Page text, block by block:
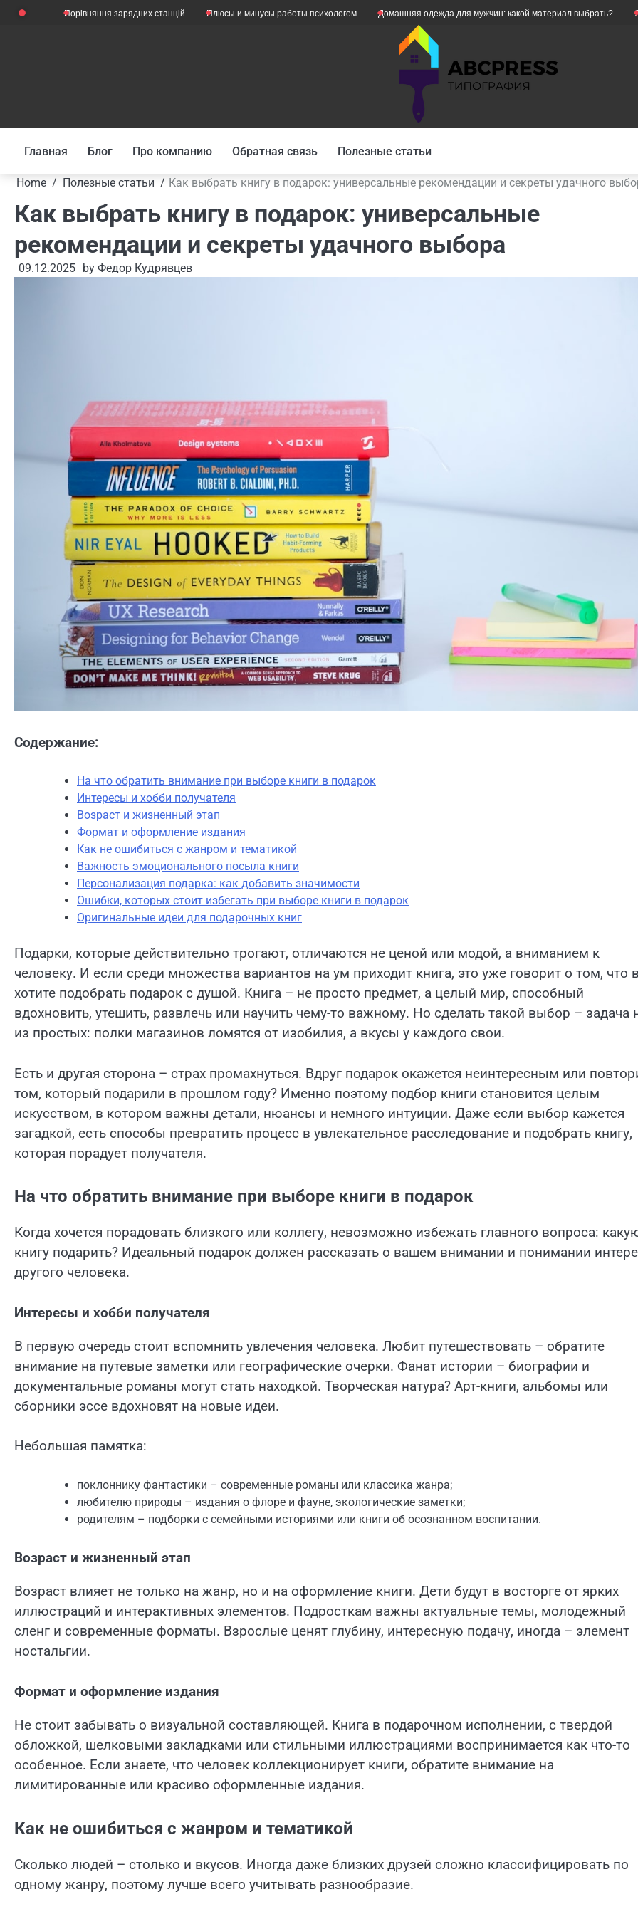
SkipПорівняння зарядних станцій Плюсы и минусы работы психологом Домашняя одежда для мужчин: какой материал выбрать? Як
Главная Блог Про компанию Обратная связь Полезные статьи
Home Полезные статьи Как выбрать книгу в подарок: универсальные рекомендации и секреты удачного
Как выбрать книгу в подарок: универсальные
рекомендации и секреты удачного выбора
09.12.2025 by Федор Кудрявцев
Содержание:
На что обратить внимание при выборе книги в подарок
Интересы и хобби получателя
Возраст и жизненный этап
Формат и оформление издания
Как не ошибиться с жанром и тематикой
Важность эмоционального посыла книги
Персонализация подарка: как добавить значимости
Ошибки, которых стоит избегать при выборе книги в подарок
Оригинальные идеи для подарочных книг
Подарки, которые действительно трогают, отличаются не ценой или модой, а вниманием к
человеку. И если среди множества вариантов на ум приходит книга, это уже говорит о том, что
хотите подобрать подарок с душой. Книга – не просто предмет, а целый мир, способный
вдохновить, утешить, развлечь или научить чему-то важному. Но сделать такой выбор – задача
из простых: полки магазинов ломятся от изобилия, а вкусы у каждого свои.
Есть и другая сторона – страх промахнуться. Вдруг подарок окажется неинтересным или
том, который подарили в прошлом году? Именно поэтому подбор книги становится целым
искусством, в котором важны детали, нюансы и немного интуиции. Даже если выбор кажется
загадкой, есть способы превратить процесс в увлекательное расследование и подобрать книгу,
которая порадует получателя.
На что обратить внимание при выборе книги в подарок
Когда хочется порадовать близкого или коллегу, невозможно избежать главного вопроса:
книгу подарить? Идеальный подарок должен рассказать о вашем внимании и понимании
другого человека.
Интересы и хобби получателя
В первую очередь стоит вспомнить увлечения человека. Любит путешествовать – обратите
внимание на путевые заметки или географические очерки. Фанат истории – биографии и
документальные романы могут стать находкой. Творческая натура? Арт-книги, альбомы или
сборники эссе вдохновят на новые идеи.
Небольшая памятка:
поклоннику фантастики – современные романы или классика жанра;
любителю природы – издания о флоре и фауне, экологические заметки;
родителям – подборки с семейными историями или книги об осознанном воспитании.
Возраст и жизненный этап
Возраст влияет не только на жанр, но и на оформление книги. Дети будут в восторге от ярких
иллюстраций и интерактивных элементов. Подросткам важны актуальные темы, молодежный
сленг и современные форматы. Взрослые ценят глубину, интересную подачу, иногда – элемент
ностальгии.
Формат и оформление издания
Не стоит забывать о визуальной составляющей. Книга в подарочном исполнении, с твердой
обложкой, шелковыми закладками или стильными иллюстрациями воспринимается как что-то
особенное. Если знаете, что человек коллекционирует книги, обратите внимание на
лимитированные или красиво оформленные издания.
Как не ошибиться с жанром и тематикой
Сколько людей – столько и вкусов. Иногда даже близких друзей сложно классифицировать по
одному жанру, поэтому лучше всего учитывать разнообразие.